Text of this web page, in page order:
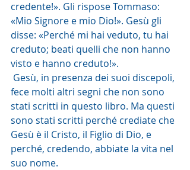
credente!». Gli rispose Tommaso:
«Mio Signore e mio Dio!». Gesù gli
disse: «Perché mi hai veduto, tu hai
creduto; beati quelli che non hanno
visto e hanno creduto!».
Gesù, in presenza dei suoi discepoli,
fece molti altri segni che non sono
stati scritti in questo libro. Ma questi
sono stati scritti perché crediate che
Gesù è il Cristo, il Figlio di Dio, e
perché, credendo, abbiate la vita nel
suo nome.